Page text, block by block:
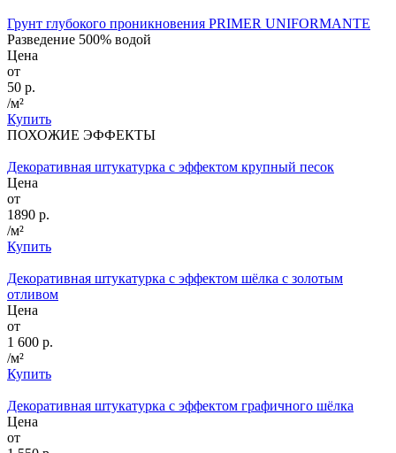
Грунт глубокого проникновения PRIMER UNIFORMANTE
Разведение 500% водой
Цена
от
50 р.
/м²
Купить
ПОХОЖИЕ ЭФФЕКТЫ
Декоративная штукатурка с эффектом крупный песок
Цена
от
1890 р.
/м²
Купить
Декоративная штукатурка с эффектом шёлка с золотым
отливом
Цена
от
1 600 р.
/м²
Купить
Декоративная штукатурка с эффектом графичного шёлка
Цена
от